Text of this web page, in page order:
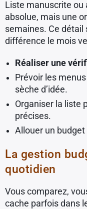
Liste manuscrite ou
absolue, mais une
semaines. Ce
différence le mois
Réaliser une
Prévoir les
sèche d’idée.
Organiser la liste
précises.
Allouer un
La gestion
quotidien
Vous comparez,
cache parfois dans